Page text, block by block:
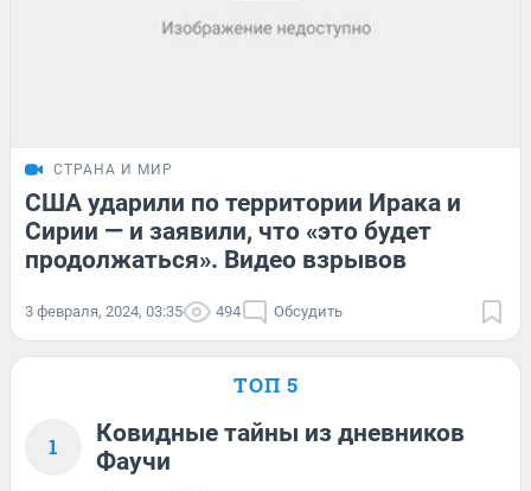
СТРАНА И МИР
США ударили по территории Ирака и
Сирии — и заявили, что «это будет
продолжаться». Видео взрывов
3 февраля, 2024, 03:35 494 Обсудить
ТОП 5
1
Ковидные тайны из дневников
Фаучи